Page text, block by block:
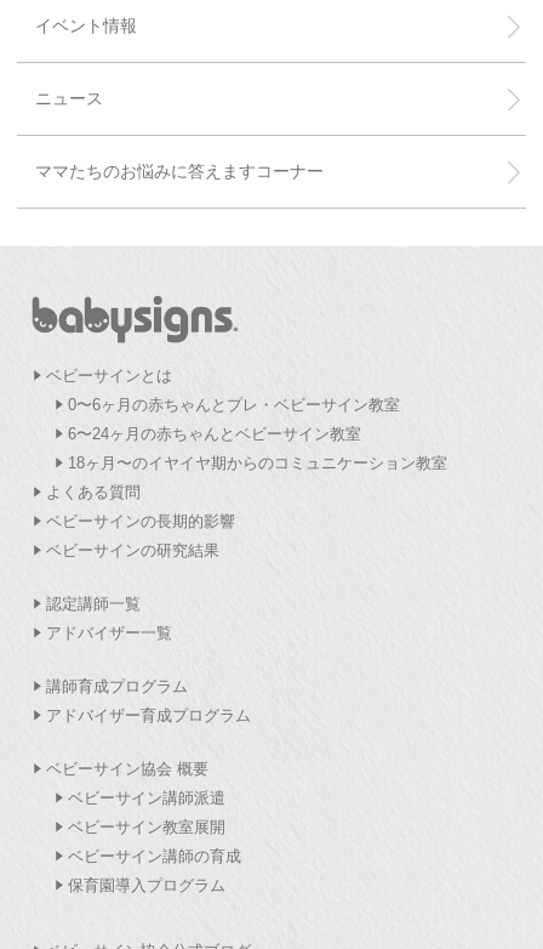
イベント情報
ニュース
ママたちのお悩みに答えますコーナー
ベビーサインとは
0〜6ヶ月の赤ちゃんとプレ・ベビーサイン教室
6〜24ヶ月の赤ちゃんとベビーサイン教室
18ヶ月〜のイヤイヤ期からのコミュニケーション教室
よくある質問
ベビーサインの長期的影響
ベビーサインの研究結果
認定講師一覧
アドバイザー一覧
講師育成プログラム
アドバイザー育成プログラム
ベビーサイン協会 概要
ベビーサイン講師派遣
ベビーサイン教室展開
ベビーサイン講師の育成
保育園導入プログラム